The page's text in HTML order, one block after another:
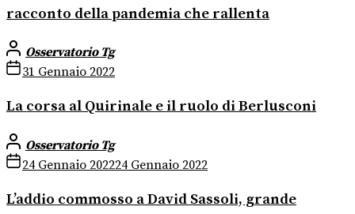
racconto della pandemia che rallenta
Osservatorio Tg
31 Gennaio 2022
La corsa al Quirinale e il ruolo di Berlusconi
Osservatorio Tg
24 Gennaio 202224 Gennaio 2022
L’addio commosso a David Sassoli, grande